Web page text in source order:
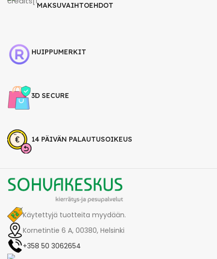
MAKSUVAIHTOEHDOT
HUIPPUMERKIT
3D SECURE
14 PÄIVÄN PALAUTUSOIKEUS
Käytettyjä tuotteita myydään.
Kornetintie 6 A, 00380, Helsinki
+358 50 3062654